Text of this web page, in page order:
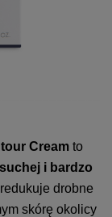
Creamto
i bardzo
redukuje drobne
skórę okolicy